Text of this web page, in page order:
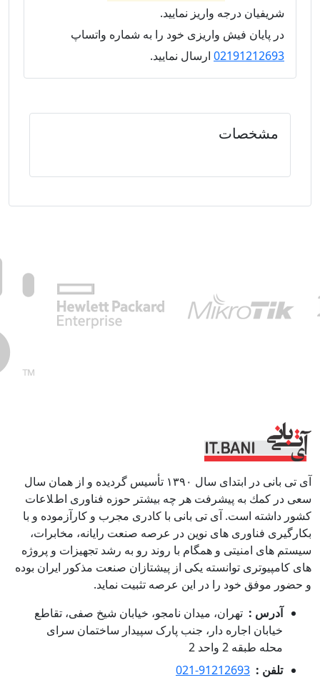
شریفیان درجه واریز نمایید.
در پایان فیش واریزی خود را به شماره واتساپ
02191212693 ارسال نمایید.
مشخصات
آی تی بانی در ابتداى سال ١٣٩٠ تأسيس گرديده و از همان سال
سعى در كمك به پيشرفت هر چه بيشتر حوزه فناورى اطﻼعات
كشور داشته است. آی تی بانی با كادرى مجرب و كارآزموده و با
بكارگيرى فناوری هاى نوين در عرصه صنعت رايانه، مخابرات،
سيستم هاى امنيتى و همگام با روند رو به رشد تجهيزات و پروژه
هاى كامپيوترى توانسته يكى از پيشتازان صنعت مذكور ايران بوده
و حضور موفق خود را در اين عرصه تثبيت نمايد.
آدرس : تهران، میدان نامجو، خیابان شیخ صفی، تقاطع
خیابان اجاره دار، جنب پارک سپیدار ساختمان سرای
محله طبقه 2 واحد 2
تلفن : 021-91212693